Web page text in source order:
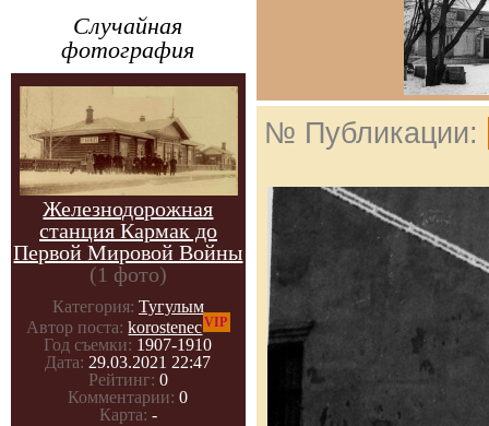
Случайная
фотография
Железнодорожная
станция Кармак до
Первой Мировой Войны
(1 фото)
Категория: Тугулым
Автор поста: korostenecVIP
Год съемки: 1907-1910
Дата: 29.03.2021 22:47
Рейтинг: 0
Комментарии: 0
Карта: -
№ Публикации: